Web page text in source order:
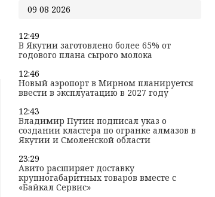
09 08 2026
12:49
В Якутии заготовлено более 65% от
годового плана сырого молока
12:46
Новый аэропорт в Мирном планируется
ввести в эксплуатацию в 2027 году
12:43
Владимир Путин подписал указ о
создании кластера по огранке алмазов в
Якутии и Смоленской области
23:29
Авито расширяет доставку
крупногабаритных товаров вместе с
«Байкал Сервис»